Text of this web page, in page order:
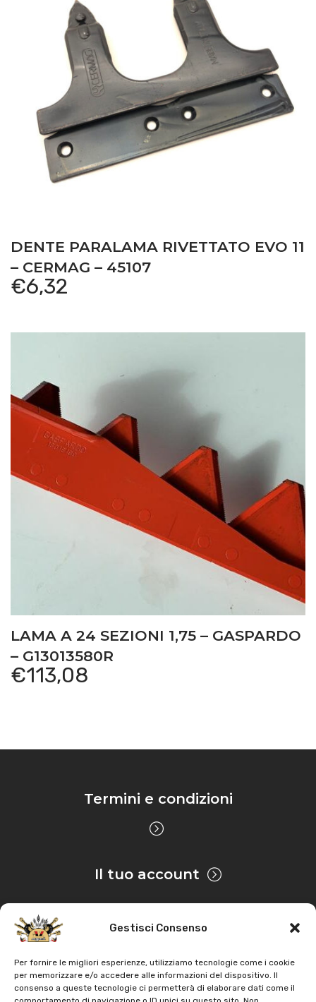
Gestisci Consenso
Per fornire le migliori esperienze, utilizziamo tecnologie come i cookie
per memorizzare e/o accedere alle informazioni del dispositivo. Il
consenso a queste tecnologie ci permetterà di elaborare dati come il
DENTE PARALAMA RIVETTATO EVO 11
– CERMAG – 45107
€6,32
LAMA A 24 SEZIONI 1,75 – GASPARDO
– G13013580R
€113,08
Termini e condizioni
Il tuo account
Privacy & Cookie